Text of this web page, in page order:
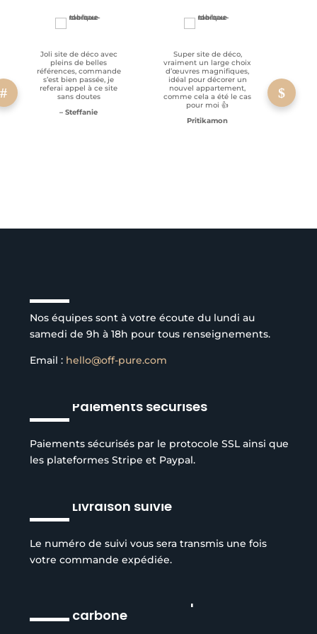
Joli site de déco avec
pleins de belles
références, commande
s’est bien passée, je
referai appel à ce site
sans doutes
– Steffanie
Super site de déco,
vraiment un large choix
d’œuvres magnifiques,
idéal pour décorer un
nouvel appartement,
comme cela a été le cas
pour moi 👍
Pritikamon
Nos équipes sont à votre écoute du lundi au
samedi de 9h à 18h pour tous renseignements.
Email : hello@off-pure.com
Paiements sécurisés
Paiements sécurisés par le protocole SSL ainsi que
les plateformes Stripe et Paypal.
Livraison suivie
Le numéro de suivi vous sera transmis une fois
votre commande expédiée.
carbone